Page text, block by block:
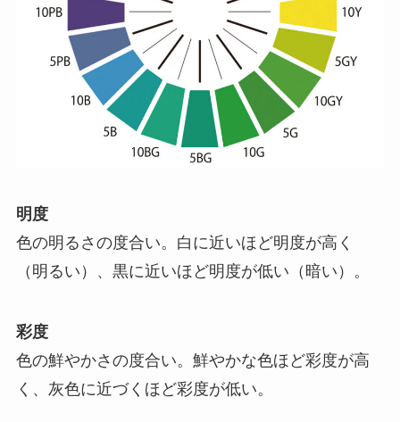
明度
色の明るさの度合い。白に近いほど明度が高く
（明るい）、黒に近いほど明度が低い（暗い）。
彩度
色の鮮やかさの度合い。鮮やかな色ほど彩度が高
く、灰色に近づくほど彩度が低い。